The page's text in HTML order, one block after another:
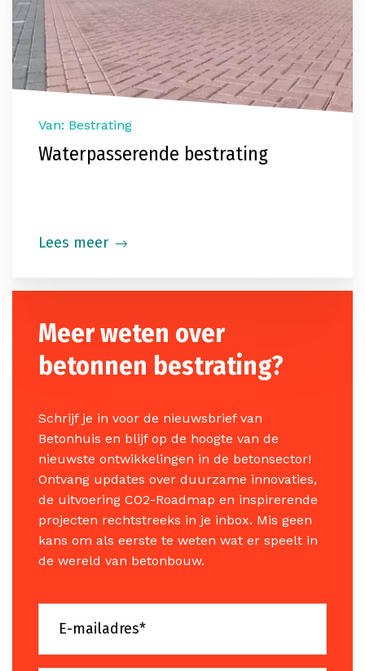
Van: Bestrating
Waterpasserende bestrating
Lees meer
Meer weten over
betonnen bestrating?
Schrijf je in voor de nieuwsbrief van
Betonhuis en blijf op de hoogte van de
nieuwste ontwikkelingen in de betonsector!
Ontvang updates over duurzame innovaties,
de uitvoering CO2-Roadmap en inspirerende
projecten rechtstreeks in je inbox. Mis geen
kans om als eerste te weten wat er speelt in
de wereld van betonbouw.